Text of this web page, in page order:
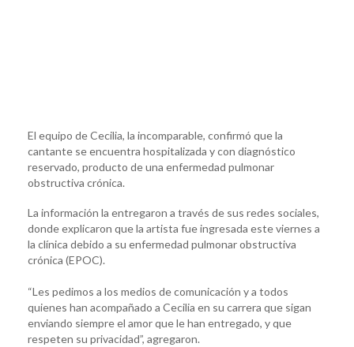
El equipo de Cecilia, la incomparable, confirmó que la
cantante se encuentra hospitalizada y con diagnóstico
reservado, producto de una enfermedad pulmonar
obstructiva crónica.
La información la entregaron a través de sus redes sociales,
donde explicaron que la artista fue ingresada este viernes a
la clínica debido a su enfermedad pulmonar obstructiva
crónica (EPOC).
“Les pedimos a los medios de comunicación y a todos
quienes han acompañado a Cecilia en su carrera que sigan
enviando siempre el amor que le han entregado, y que
respeten su privacidad”, agregaron.